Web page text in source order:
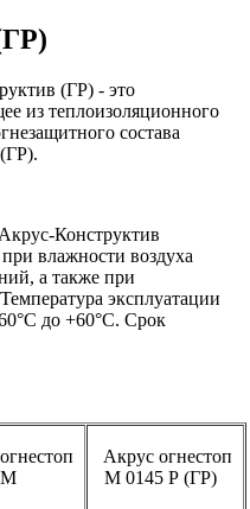
(ГР) - это
из теплоизоляционного
состава
Конструктив
влажности воздуха
а также при
эксплуатации
до +60°С. Срок
Акрус огнестоп
М 0145 Р (ГР)